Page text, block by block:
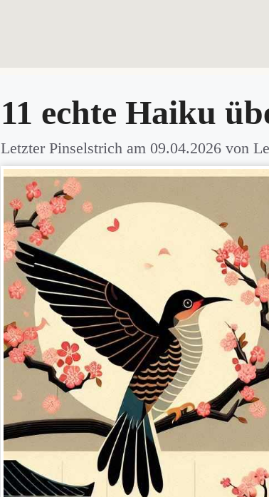
11 echte Haiku
Letzter Pinselstrich am 09.04.2026 von